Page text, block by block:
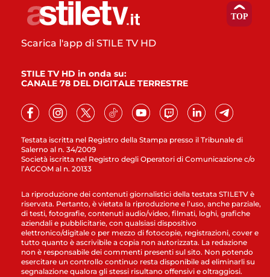
Testata iscritta nel Registro della Stampa presso il Tribunale di
Salerno al n. 34/2009
Società iscritta nel Registro degli Operatori di Comunicazione c/o
l’AGCOM al n. 20133
Scarica l'app di STILE TV HD
STILE TV HD in onda su:
CANALE 78 DEL DIGITALE TERRESTRE
La riproduzione dei contenuti giornalistici della testata STILETV è
riservata. Pertanto, è vietata la riproduzione e l’uso, anche parziale,
di testi, fotografie, contenuti audio/video, filmati, loghi, grafiche
aziendali e pubblicitarie, con qualsiasi dispositivo
elettronico/digitale o per mezzo di fotocopie, registrazioni, cover e
tutto quanto è ascrivibile a copia non autorizzata. La redazione
non è responsabile dei commenti presenti sul sito. Non potendo
esercitare un controllo continuo resta disponibile ad eliminarli su
segnalazione qualora gli stessi risultano offensivi e oltraggiosi.